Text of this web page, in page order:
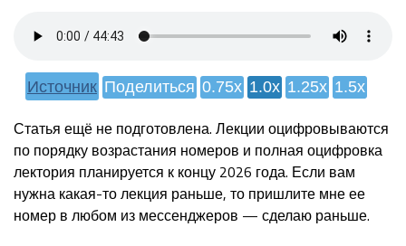
Источник Поделиться 0.75x 1.0x 1.25x 1.5x
Статья ещё не подготовлена. Лекции оцифровываются
по порядку возрастания номеров и полная оцифровка
лектория планируется к концу 2026 года. Если вам
нужна какая-то лекция раньше, то пришлите мне ее
номер в любом из мессенджеров — сделаю раньше.